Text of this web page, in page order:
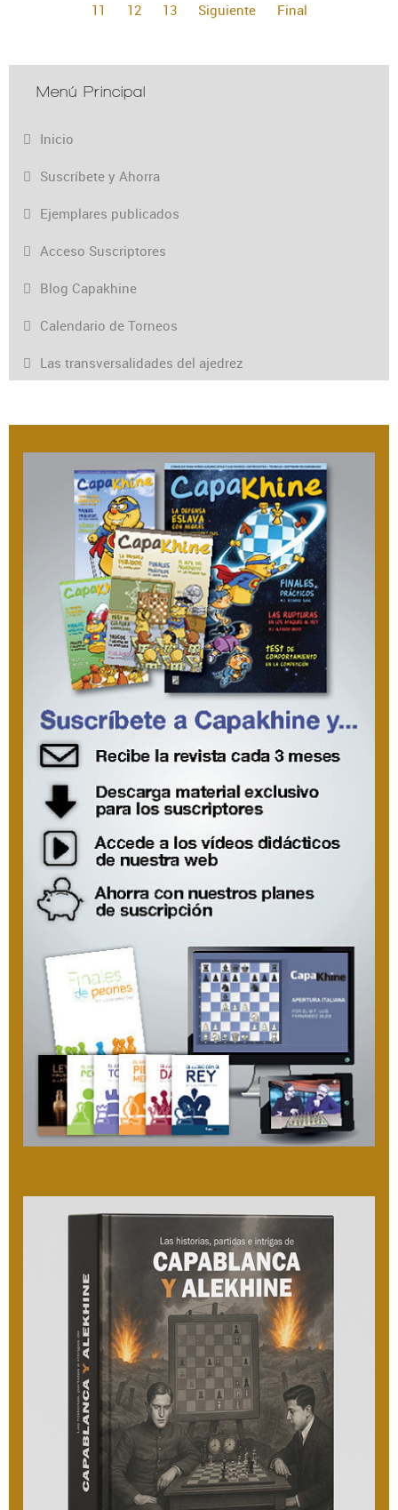
11
12 13 Siguiente Final
Menú Principal
Inicio
Suscríbete y Ahorra
Ejemplares publicados
Acceso Suscriptores
Blog Capakhine
Calendario de Torneos
Las transversalidades del ajedrez